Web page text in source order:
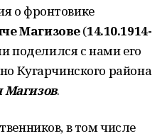
о фронтовике
Магизове(14.10.1914-
поделился с нами его
Кугарчинского района
.
в том числе